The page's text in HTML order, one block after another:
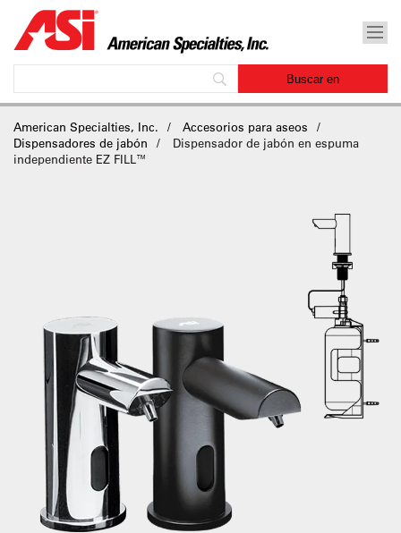
American Specialties, Inc.
Accesorios para aseos
Dispensadores de jabón
Dispensador de jabón en espuma
independiente EZ FILL™